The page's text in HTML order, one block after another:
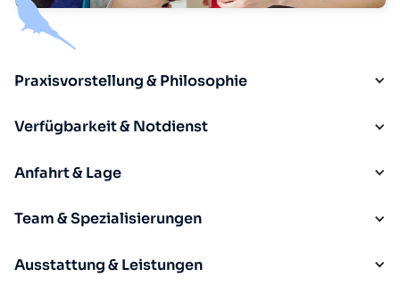
Praxisvorstellung & Philosophie
Verfügbarkeit & Notdienst
Anfahrt & Lage
Team & Spezialisierungen
Ausstattung & Leistungen